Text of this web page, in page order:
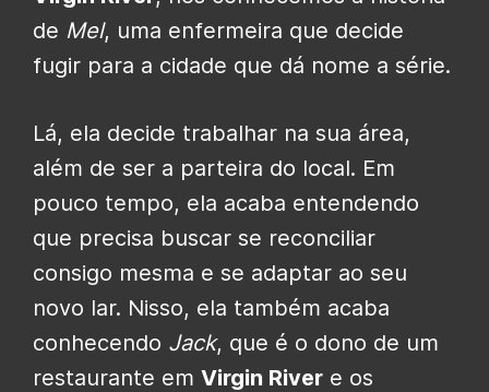
de Mel, uma enfermeira que decide
fugir para a cidade que dá nome a série.
Lá, ela decide trabalhar na sua área,
além de ser a parteira do local. Em
pouco tempo, ela acaba entendendo
que precisa buscar se reconciliar
consigo mesma e se adaptar ao seu
novo lar. Nisso, ela também acaba
conhecendo Jack, que é o dono de um
restaurante em Virgin River e os